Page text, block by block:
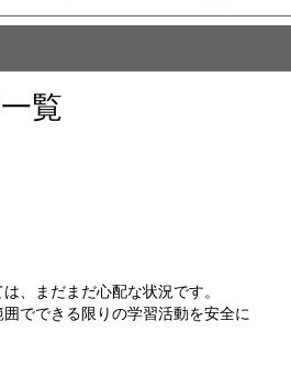
覧
、まだまだ心配な状況です。
でできる限りの学習活動を安全に